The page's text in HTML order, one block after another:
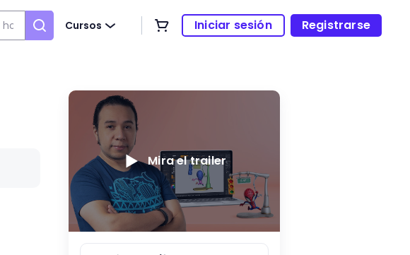
Cursos Iniciar sesión Registrarse
Mira el trailer